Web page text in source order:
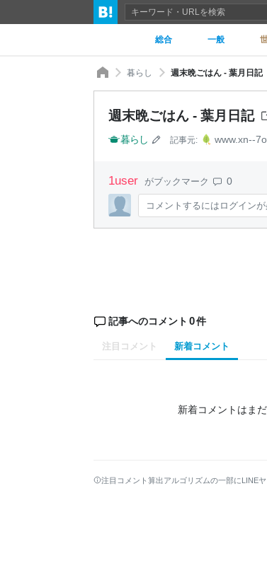
総合 一般
暮らし 週末晩ごはん - 葉月日記
週末晩ごはん - 葉月日記
暮らし 記事元: www.xn--
1user がブックマーク 0
コメントするにはログイン
記事へのコメント 0件
注目コメント 新着コメント
新着コメントはまだ
注目コメント算出アルゴリズムの一部にLINE